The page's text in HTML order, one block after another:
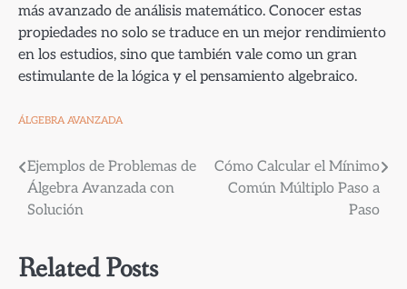
más avanzado de análisis matemático. Conocer estas
propiedades no solo se traduce en un mejor rendimiento
en los estudios, sino que también vale como un gran
estimulante de la lógica y el pensamiento algebraico.
ÁLGEBRA AVANZADA
Navegación
de
Ejemplos de Problemas de
Álgebra Avanzada con
Solución
Cómo Calcular el Mínimo
Común Múltiplo Paso a
Paso
Related Posts